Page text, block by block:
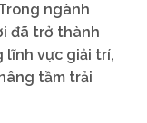
ngành
đã trở thành
lĩnh vực giải trí,
tầm trải